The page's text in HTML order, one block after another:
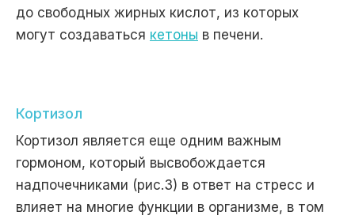
до свободных жирных кислот, из которых
могут создаваться кетоны в печени.
Кортизол
Кортизол является еще одним важным
гормоном, который высвобождается
надпочечниками (рис.3) в ответ на стресс и
влияет на многие функции в организме, в том